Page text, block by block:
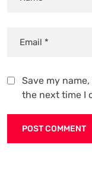
Save my
the next time I